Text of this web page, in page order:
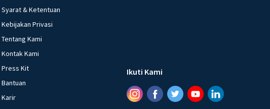
Syarat & Ketentuan
Kebijakan Privasi
Tentang Kami
Kontak Kami
Press Kit
Bantuan
Karir
Ikuti Kami